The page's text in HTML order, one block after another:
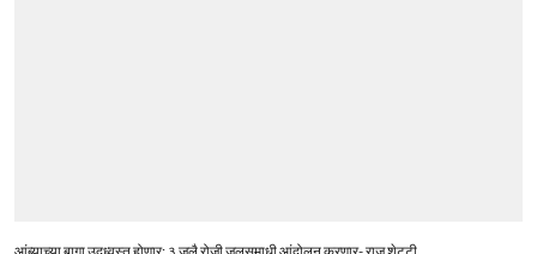
आंब्याच्या बागा उद्ध्वस्त होणार; ३ जुलै रोजी जलसमाधी आंदोलन करणार- राजू शेट्टी